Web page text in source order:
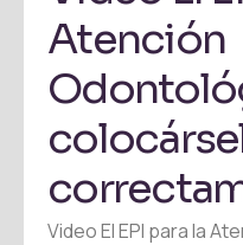
Atención
Video El EPI para la